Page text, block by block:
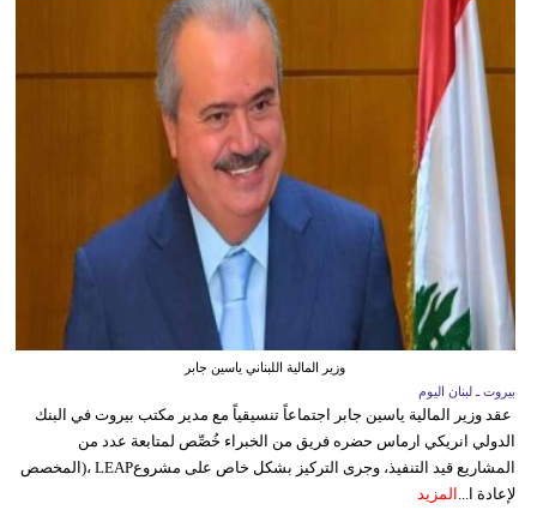
وزير المالية اللبناني ياسين جابر
بيروت ـ لبنان اليوم
عقد وزير المالية ياسين جابر اجتماعاً تنسيقياً مع مدير مكتب بيروت في البنك
الدولي انريكي ارماس حضره فريق من الخبراء خُصِّص لمتابعة عدد من
المشاريع قيد التنفيذ، وجرى التركيز بشكل خاص على مشروعLEAP ،(المخصص
لإعادة ا... المزيد